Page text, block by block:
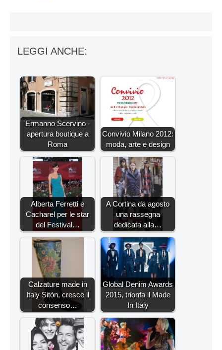
LEGGI ANCHE:
Ermanno Scervino -
apertura boutique a
Roma
Convivio Milano 2012:
moda, arte e design
Alberta Ferretti e
Cacharel per le star
del Festival…
A Cortina da agosto
una rassegna
dedicata alla…
Calzature made in
Italy Sitòn, cresce il
consenso…
Global Denim Awards
2015, trionfa il Made
In Italy